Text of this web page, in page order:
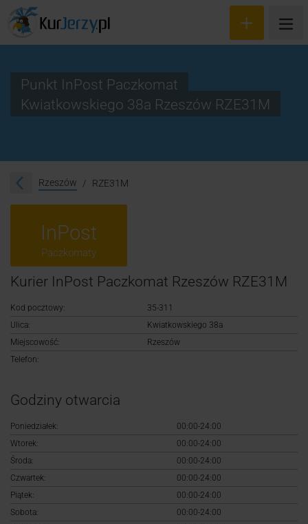
Śledzenie przesyłki
Logowanie
Punkt InPost Paczkomat
Kwiatkowskiego 38a Rzeszów RZE31M
Rzeszów RZE31M
InPost
Paczkomaty
Kurier InPost Paczkomat Rzeszów RZE31M
Kod pocztowy:
35-311
Ulica:
Kwiatkowskiego 38a
Miejscowość:
Rzeszów
Telefon:
Godziny otwarcia
Poniedziałek:
00:00-24:00
Wtorek:
00:00-24:00
Środa:
00:00-24:00
Czwartek:
00:00-24:00
Piątek:
00:00-24:00
Sobota:
00:00-24:00